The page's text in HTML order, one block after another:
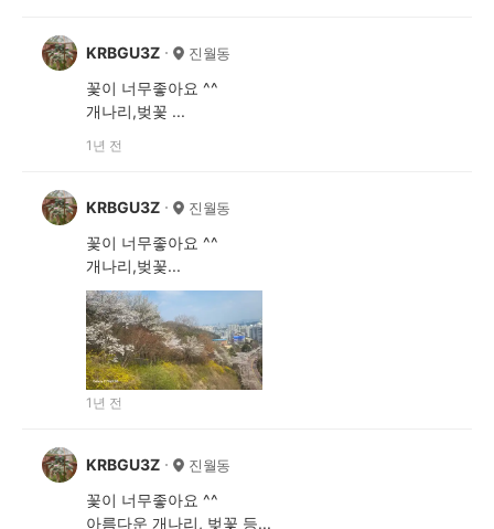
KRBGU3Z 진월동
꽃이 너무좋아요 ^^
개나리,벚꽃 ...
1년 전
KRBGU3Z 진월동
꽃이 너무좋아요 ^^
개나리,벚꽃...
1년 전
KRBGU3Z 진월동
꽃이 너무좋아요 ^^
아름다운 개나리, 벚꽃 등...